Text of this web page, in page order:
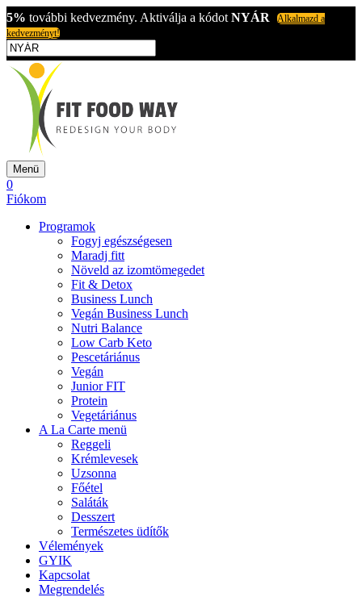
5% további kedvezmény. Aktiválja a kódot NYÁR
Alkalmazd a
kedvezményt!
Menü
0
Fiókom
Programok
Fogyj egészségesen
Maradj fitt
Növeld az izomtömegedet
Fit & Detox
Business Lunch
Vegán Business Lunch
Nutri Balance
Low Carb Keto
Pescetáriánus
Vegán
Junior FIT
Protein
Vegetáriánus
A La Carte menü
Reggeli
Krémlevesek
Uzsonna
Főétel
Saláták
Desszert
Természetes üdítők
Vélemények
GYIK
Kapcsolat
Megrendelés